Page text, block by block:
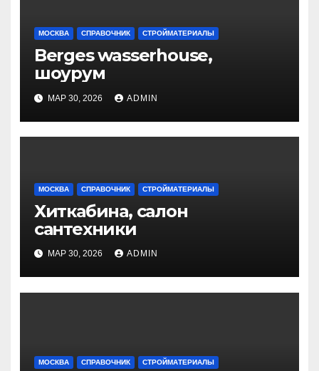
МОСКВА СПРАВОЧНИК СТРОЙМАТЕРИАЛЫ
Berges wasserhouse,
шоурум
МАР 30, 2026 ADMIN
МОСКВА СПРАВОЧНИК СТРОЙМАТЕРИАЛЫ
Хиткабина, салон
сантехники
МАР 30, 2026 ADMIN
МОСКВА СПРАВОЧНИК СТРОЙМАТЕРИАЛЫ